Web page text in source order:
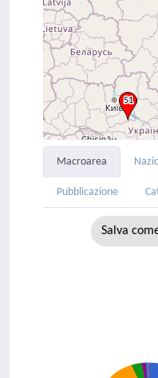
Macroarea
Pubblicazione
Salva